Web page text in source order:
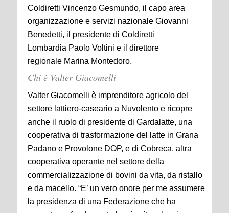
Coldiretti Vincenzo Gesmundo, il capo area
organizzazione e servizi nazionale Giovanni
Benedetti, il presidente di Coldiretti
Lombardia Paolo Voltini e il direttore
regionale Marina Montedoro.
Chi è Valter Giacomelli
Valter Giacomelli è imprenditore agricolo del
settore lattiero-caseario a Nuvolento e ricopre
anche il ruolo di presidente di Gardalatte, una
cooperativa di trasformazione del latte in Grana
Padano e Provolone DOP, e di Cobreca, altra
cooperativa operante nel settore della
commercializzazione di bovini da vita, da ristallo
e da macello. “E’ un vero onore per me assumere
la presidenza di una Federazione che ha